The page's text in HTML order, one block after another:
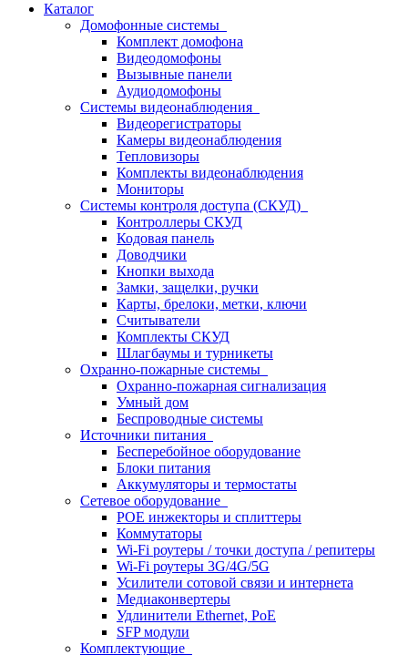
Каталог
Домофонные системы
Комплект домофона
Видеодомофоны
Вызывные панели
Аудиодомофоны
Системы видеонаблюдения
Видеорегистраторы
Камеры видеонаблюдения
Тепловизоры
Комплекты видеонаблюдения
Мониторы
Системы контроля доступа (СКУД)
Контроллеры СКУД
Кодовая панель
Доводчики
Кнопки выхода
Замки, защелки, ручки
Карты, брелоки, метки, ключи
Считыватели
Комплекты СКУД
Шлагбаумы и турникеты
Охранно-пожарные системы
Охранно-пожарная сигнализация
Умный дом
Беспроводные системы
Источники питания
Бесперебойное оборудование
Блоки питания
Аккумуляторы и термостаты
Сетевое оборудование
POE инжекторы и сплиттеры
Коммутаторы
Wi-Fi роутеры / точки доступа / репитеры
Wi-Fi роутеры 3G/4G/5G
Усилители сотовой связи и интернета
Медиаконвертеры
Удлинители Ethernet, PoE
SFP модули
Комплектующие